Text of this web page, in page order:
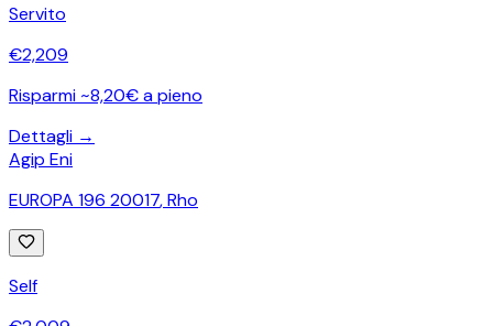
Servito
€2,209
Risparmi ~8,20€ a pieno
Dettagli →
Agip Eni
EUROPA 196 20017,Rho
Self